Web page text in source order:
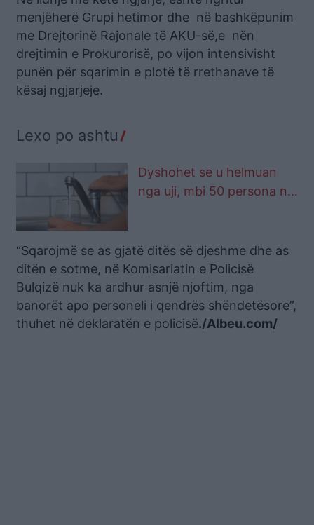
menjëherë Grupi hetimor dhe në bashkëpunim
me Drejtorinë Rajonale të AKU-së,e nën
drejtimin e Prokurorisë, po vijon intensivisht
punën për sqarimin e plotë të rrethanave të
kësaj ngjarjeje.
Lexo po ashtu
Dyshohet se u helmuan
nga uji, mbi 50 persona në
“Sqarojmë se as gjatë ditës së djeshme dhe as
ditën e sotme, në Komisariatin e Policisë
Bulqizë nuk ka ardhur asnjë njoftim, nga
banorët apo personeli i qendrës shëndetësore”,
thuhet në deklaratën e policisë./Albeu.com/